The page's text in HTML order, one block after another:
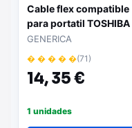
Cable flex compatible
para portatil TOSHIBA
l50-c / l55-c / s50t /
c50dt / c50t-c / c55-c /
a000387950 /
Dd0bltlc020
GENERICA
� � � � �(71)
14,35 €
1 unidades